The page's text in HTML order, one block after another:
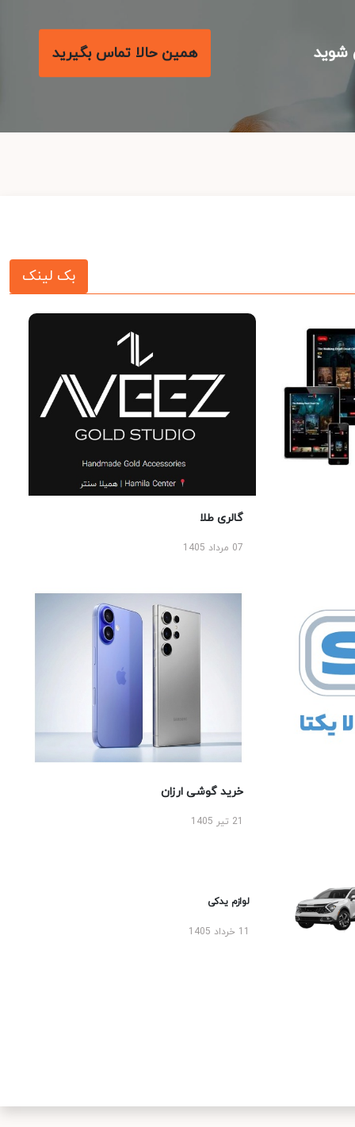
همین حالا تماس بگیرید
بک لینک
گالری طلا
07 مرداد 1405
خرید گوشی ارزان
لوازم یدکی